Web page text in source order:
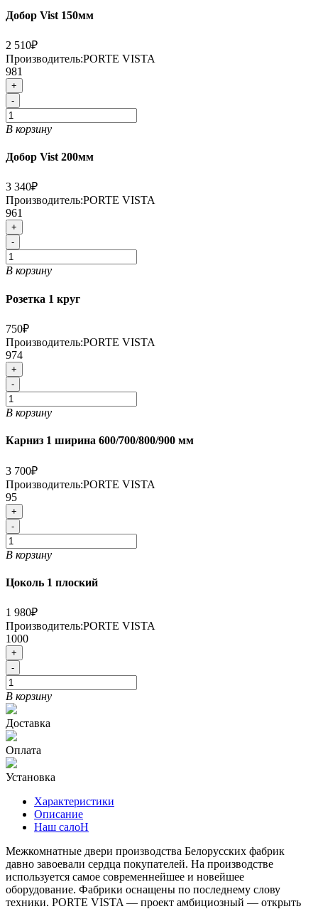
Добор Vist 150мм
2 510₽
Производитель:PORTE VISTA
981
+
-
В корзину
Добор Vist 200мм
3 340₽
Производитель:PORTE VISTA
961
+
-
В корзину
Розетка 1 круг
750₽
Производитель:PORTE VISTA
974
+
-
В корзину
Карниз 1 ширина 600/700/800/900 мм
3 700₽
Производитель:PORTE VISTA
95
+
-
В корзину
Цоколь 1 плоский
1 980₽
Производитель:PORTE VISTA
1000
+
-
В корзину
Доставка
Оплата
Установка
Характеристики
Описание
Наш салоН
Межкомнатные двери производства Белорусских фабрик
давно завоевали сердца покупателей. На производстве
используется самое современнейшее и новейшее
оборудование. Фабрики оснащены по последнему слову
техники. PORTE VISTA — проект амбициозный — открыть